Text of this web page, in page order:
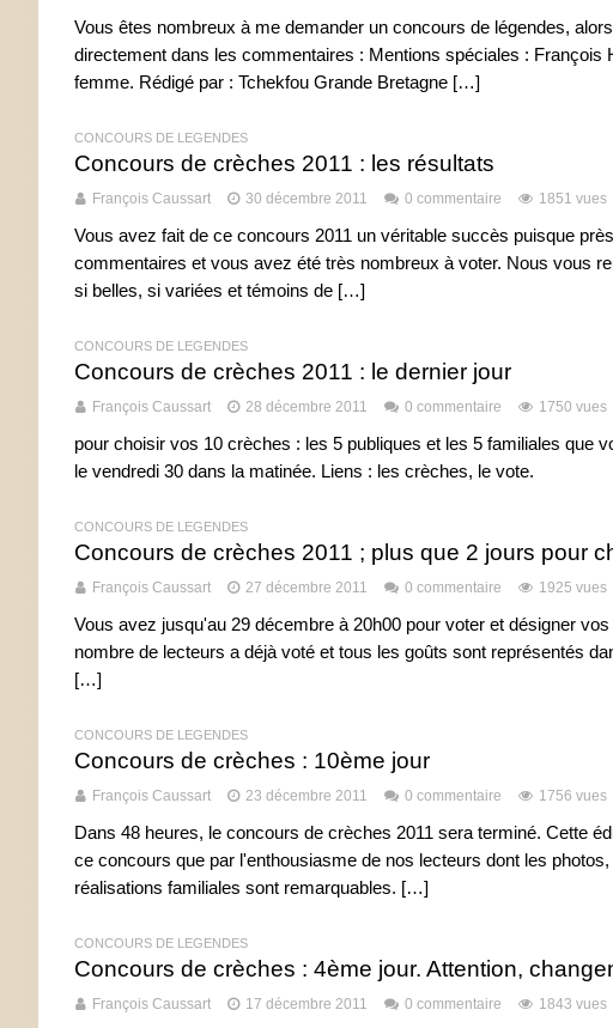
Vous êtes nombreux à me demander un concours de légendes,
directement dans les commentaires : Mentions spéciales :
femme. Rédigé par : Tchekfou Grande Bretagne […]
CONCOURS DE LÉGENDES
Concours de crèches 2011 : les résultats
François Caussart 30 décembre 2011 0 commentaire 1851 vues
Vous avez fait de ce concours 2011 un véritable succès puisque
commentaires et vous avez été très nombreux à voter. Nous vous
si belles, si variées et témoins de […]
CONCOURS DE LÉGENDES
Concours de crèches 2011 : le dernier jour
François Caussart 28 décembre 2011 0 commentaire 1750 vues
pour choisir vos 10 crèches : les 5 publiques et les 5 familiales que
le vendredi 30 dans la matinée. Liens : les crèches, le vote.
CONCOURS DE LÉGENDES
Concours de crèches 2011 ; plus que 2 jours pour
François Caussart 27 décembre 2011 0 commentaire 1925 vues
Vous avez jusqu'au 29 décembre à 20h00 pour voter et désigner
nombre de lecteurs a déjà voté et tous les goûts sont représentés
[…]
CONCOURS DE LÉGENDES
Concours de crèches : 10ème jour
François Caussart 23 décembre 2011 0 commentaire 1756 vues
Dans 48 heures, le concours de crèches 2011 sera terminé. Cette
ce concours que par l'enthousiasme de nos lecteurs dont les
réalisations familiales sont remarquables. […]
CONCOURS DE LÉGENDES
Concours de crèches : 4ème jour. Attention,
François Caussart 17 décembre 2011 0 commentaire 1843 vues